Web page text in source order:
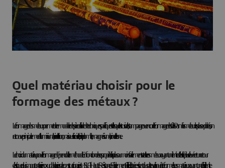
Quel matériau choisir pour le
formage des métaux ?
Le formage des métaux permet de remodeler des pièces à l’aide de techniques spécifiques telles que l’extrusion, l’estampage ou encore le formage des tôles. Parmi les métaux les plus exploités, on
retrouve principalement l’aluminium, l’acier et le laiton, mais aussi le cuivre, l’étain, le plomb, le magnésium, le zinc et le titane.
Le choix du matériau pour le formage dépend de la méthode. En fonction de ses propriétés, il va plus ou moins facilement se traiter. Les métaux ayant une limite d’élasticité plus élevée et un retour
élastique plus important (acier inoxydable, aciers de construction, aciers HSLA [Haute Résistance Faiblement Alliée], etc.) nécessitent plus de travail pour être formés. Les matériaux ayant une faible limite